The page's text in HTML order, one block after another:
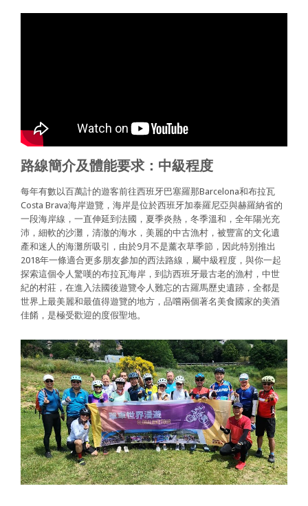
路線簡介及體能要求：中級程度
每年有數以百萬計的遊客前往西班牙巴塞羅那Barcelona和布拉瓦
Costa Brava海岸遊覽，海岸是位於西班牙加泰羅尼亞與赫羅納省的
一段海岸線，一直伸延到法國，夏季炎熱，冬季溫和，全年陽光充
沛，細軟的沙灘，清澈的海水，美麗的中古漁村，被豐富的文化遺
產和迷人的海灘所吸引，由於9月不是薰衣草季節，因此特別推出
2018年一條適合更多朋友參加的西法路線，屬中級程度，與你一起
探索這個令人驚嘆的布拉瓦海岸，到訪西班牙最古老的漁村，中世
紀的村莊，在進入法國後遊覽令人難忘的古羅馬歷史遺跡，全都是
世界上最美麗和最值得遊覽的地方，品嚐兩個著名美食國家的美酒
佳餚，是極受歡迎的度假聖地。